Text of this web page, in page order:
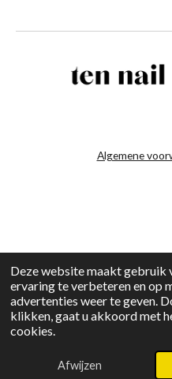
Deze website maakt gebruik
ervaring te verbeteren en op
advertenties weer te geven.
klikken, gaat u akkoord met
cookies.
Afwijzen
Algemene
E-mailadres